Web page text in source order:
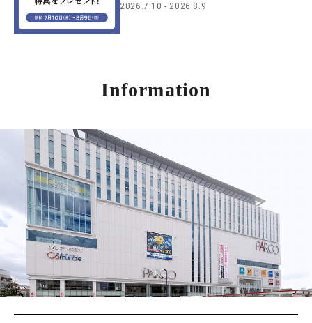
2026.7.10 2026.8.9
Information